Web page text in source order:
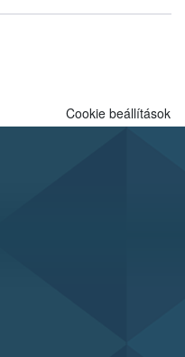
Cookie beállítások